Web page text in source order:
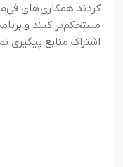
کردند همکاری‌های
مستحکم‌تر کنند و
اشتراک منابع پیگیری